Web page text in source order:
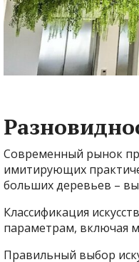
Современный рынок
имитирующих
больших деревьев –
Классификация
параметрам, включая
Правильный выбор